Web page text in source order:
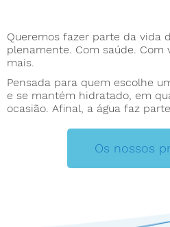
Queremos fazer parte da vida
plenamente. Com saúde. Com
mais.
Pensada para quem escolhe
e se mantém hidratado, em
ocasião. Afinal, a água faz
Os nossos